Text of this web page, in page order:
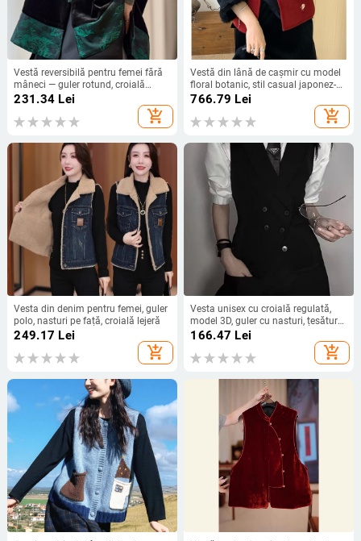
Vestă reversibilă pentru femei fără
mâneci — guler rotund, croială
lejeră, poliester ≥95%, căptușeală
viscose, închidere cu nasturi pe un
rând
231.34 Lei
add_shopping_cart
Vestă din lână de cașmir cu model
floral botanic, stil casual japonez-
coreean, guler înalt, închidere cu trei
766.79 Lei
add_shopping_cart
Vesta din denim pentru femei, guler
polo, nasturi pe față, croială lejeră
249.17 Lei
add_shopping_cart
Vesta unisex cu croială regulată,
model 3D, guler cu nasturi, țesătură
poliester, umplutură din bumbac,
166.47 Lei
add_shopping_cart